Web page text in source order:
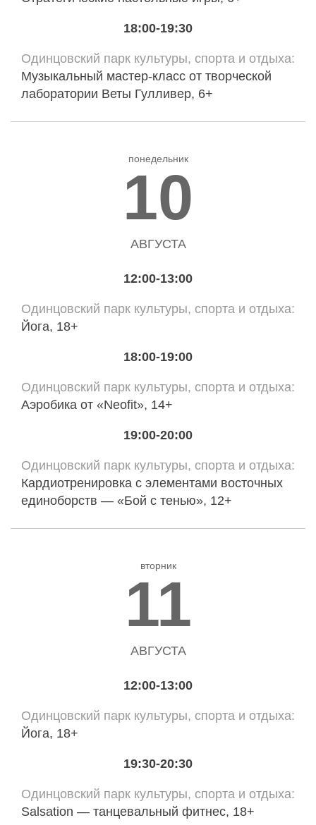
18:00-19:30
Одинцовский парк культуры, спорта и отдыха
Музыкальный мастер-класс от творческой
лаборатории Веты Гулливер, 6+
понедельник
10
АВГУСТА
12:00-13:00
Одинцовский парк культуры, спорта и отдыха
Йога, 18+
18:00-19:00
Одинцовский парк культуры, спорта и отдыха
Аэробика от «Neofit», 14+
19:00-20:00
Одинцовский парк культуры, спорта и отдыха
Кардиотренировка с элементами восточных
единоборств — «Бой с тенью», 12+
вторник
11
АВГУСТА
12:00-13:00
Одинцовский парк культуры, спорта и отдыха
Йога, 18+
19:30-20:30
Одинцовский парк культуры, спорта и отдыха
Salsation — танцевальный фитнес, 18+